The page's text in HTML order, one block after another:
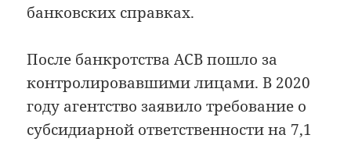
банковских справках.
После банкротства АСВ пошло за
контролировавшими лицами. В 2020
году агентство заявило требование о
субсидиарной ответственности на 7,1